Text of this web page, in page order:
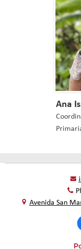
Ana
Avenida San